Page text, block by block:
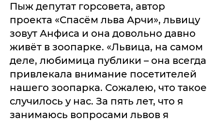
Пыж депутат горсовета, автор
проекта «Спасём льва Арчи», львицу
зовут Анфиса и она довольно давно
живёт в зоопарке. «Львица, на самом
деле, любимица публики – она всегда
привлекала внимание посетителей
нашего зоопарка. Сожалею, что такое
случилось у нас. За пять лет, что я
занимаюсь вопросами львов я